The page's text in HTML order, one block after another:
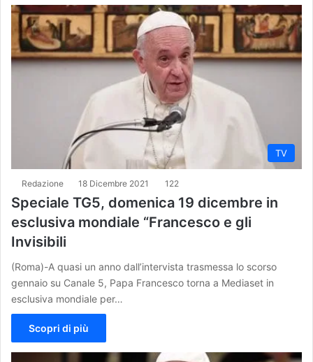
TV
Redazione 18 Dicembre 2021 122
Speciale TG5, domenica 19 dicembre in
esclusiva mondiale “Francesco e gli
Invisibili
(Roma)-A quasi un anno dall’intervista trasmessa lo scorso
gennaio su Canale 5, Papa Francesco torna a Mediaset in
esclusiva mondiale per…
Scopri di più